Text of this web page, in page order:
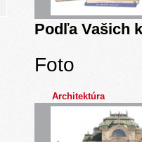
Podľa Vašich
Foto
Architektúra